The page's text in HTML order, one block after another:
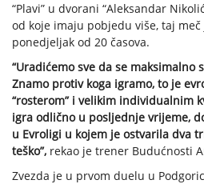
“Plavi” u dvorani “Aleksandar
od koje imaju pobjedu više, taj
ponedjeljak od 20 časova.
“Uradićemo sve da se maksimalno
Znamo protiv koga igramo, to je
“rosterom” i velikim individualnim
igra odlično u posljednje vrijeme,
u Evroligi u kojem je ostvarila dva
teško”, rekao je trener Budućnosti
Zvezda je u prvom duelu u